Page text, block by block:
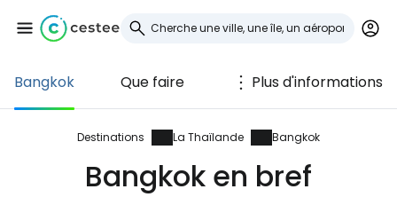
Bangkok Que faire Plus d'informations
Destinations La Thaïlande Bangkok
Bangkok en bref
Se connecter à
Cestee
... la communauté mondiale des voyageurs